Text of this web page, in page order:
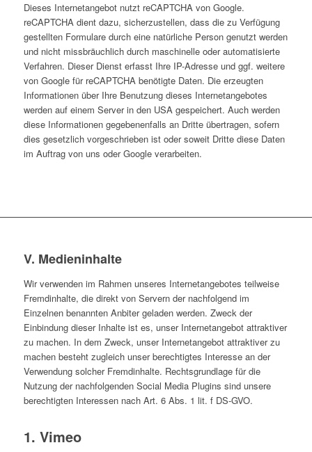
Dieses Internetangebot nutzt reCAPTCHA von Google.
reCAPTCHA dient dazu, sicherzustellen, dass die zu Verfügung
gestellten Formulare durch eine natürliche Person genutzt werden
und nicht missbräuchlich durch maschinelle oder automatisierte
Verfahren. Dieser Dienst erfasst Ihre IP-Adresse und ggf. weitere
von Google für reCAPTCHA benötigte Daten. Die erzeugten
Informationen über Ihre Benutzung dieses Internetangebotes
werden auf einem Server in den USA gespeichert. Auch werden
diese Informationen gegebenenfalls an Dritte übertragen, sofern
dies gesetzlich vorgeschrieben ist oder soweit Dritte diese Daten
im Auftrag von uns oder Google verarbeiten.
V. Medieninhalte
Wir verwenden im Rahmen unseres Internetangebotes teilweise
Fremdinhalte, die direkt von Servern der nachfolgend im
Einzelnen benannten Anbiter geladen werden. Zweck der
Einbindung dieser Inhalte ist es, unser Internetangebot attraktiver
zu machen. In dem Zweck, unser Internetangebot attraktiver zu
machen besteht zugleich unser berechtigtes Interesse an der
Verwendung solcher Fremdinhalte. Rechtsgrundlage für die
Nutzung der nachfolgenden Social Media Plugins sind unsere
berechtigten Interessen nach Art. 6 Abs. 1 lit. f DS-GVO.
1. Vimeo